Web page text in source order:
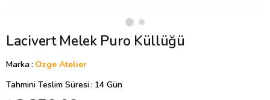
Lacivert Melek Puro Küllüğü
Marka: Ozge Atelier
Tahmini Teslim Süresi: 14 Gün